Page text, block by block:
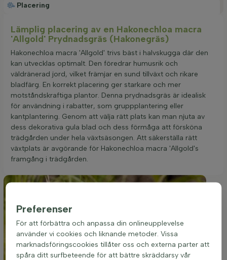
Placering
Lämplig placering av en Hakonechloa macra
'Allgold' Prydnadsgräs (Hakonegräs)
Hakonechloa macra 'Allgold' trivs bäst i halvskugga där den
kan utvecklas optimalt. Den föredrar humusrik och
väldränerad jord, vilket främjar en sund tillväxt och rikare
bladfärg. En korrekt placering ger starkare och mer
motståndskraftiga plantor. Denna prydnadsgräs är idealisk
för användning i rabatter, som gruppplantering eller
kantplantering. Genom att välja rätt plats kan man njuta av
dess dekorativa gula blad och dess förmåga att försköna
trädgården under hela växtsäsongen. Att säkerställa rätt
växtplats är avgörande för Hakonechloa macra 'Allgold's
framgång i trädgården.
Preferenser
För att förbättra och anpassa din onlineupplevelse
använder vi cookies och liknande metoder. Vissa
marknadsföringscookies tillåter oss och externa parter att
spåra ditt surfbeteende för att bättre skräddarsy vår